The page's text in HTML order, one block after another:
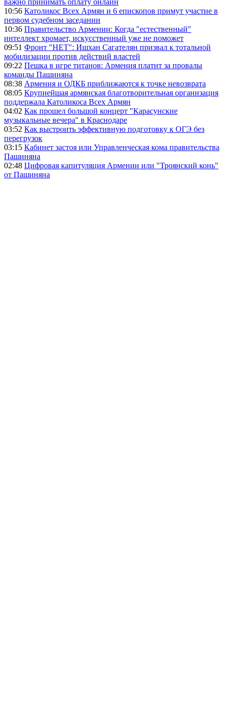
важно принимать оплату онлайн
10:56 Католикос Всех Армян и 6 епископов примут участие в
первом судебном заседании
10:36 Правительство Армении: Когда "естественный"
интеллект хромает, искусственный уже не поможет
09:51 Фронт "НЕТ": Ишхан Сагателян призвал к тотальной
мобилизации против действий властей
09:22 Пешка в игре титанов: Армения платит за провалы
команды Пашиняна
08:38 Армения и ОДКБ приближаются к точке невозврата
08:05 Крупнейшая армянская благотворительная организация
поддержала Католикоса Всех Армян
04:02 Как прошел большой концерт "Карасунские
музыкальные вечера" в Краснодаре
03:52 Как выстроить эффективную подготовку к ОГЭ без
перегрузок
03:15 Кабинет застоя или Управленческая кома правительства
Пашиняна
02:48 Цифровая капитуляция Армении или "Троянский конь"
от Пашиняна